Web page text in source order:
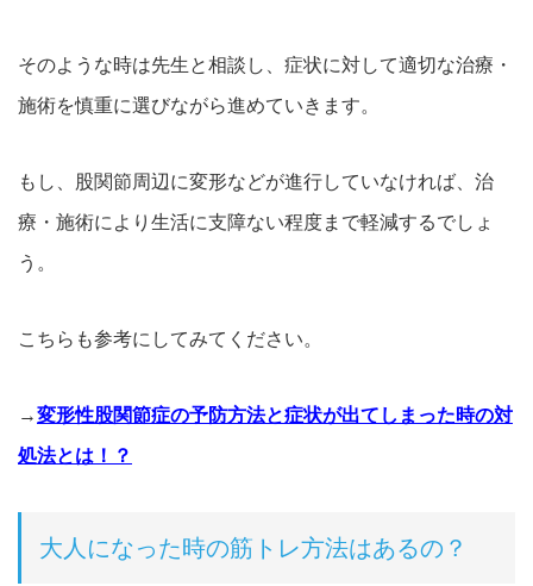
そのような時は先生と相談し、症状に対して適切な治療・
施術を慎重に選びながら進めていきます。
もし、股関節周辺に変形などが進行していなければ、治
療・施術により生活に支障ない程度まで軽減するでしょ
う。
こちらも参考にしてみてください。
→変形性股関節症の予防方法と症状が出てしまった時の対
処法とは！？
大人になった時の筋トレ方法はあるの？